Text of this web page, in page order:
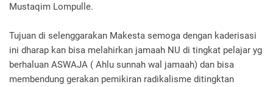
Mustaqim Lompulle.
Tujuan di selenggarakan Makesta semoga dengan kaderisasi
ini dharap kan bisa melahirkan jamaah NU di tingkat pelajar yg
berhaluan ASWAJA ( Ahlu sunnah wal jamaah) dan bisa
membendung gerakan pemikiran radikalisme ditingktan